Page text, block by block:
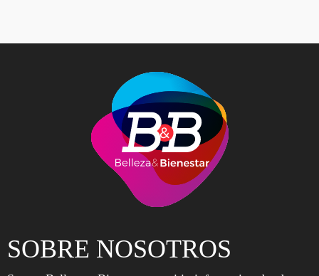
SOBRE NOSOTROS